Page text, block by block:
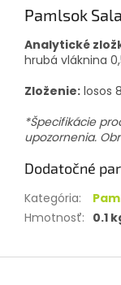
Pamlsok
Analytické
hrubá vláknina
Zloženie: losos
*Špecifikácie
upozornenia.
Dodatočné
Kategória:
Hmotnosť: 0.1